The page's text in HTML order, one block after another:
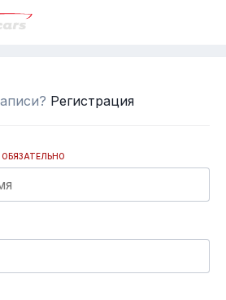
Регистрация
ОБЯЗАТЕЛЬНО